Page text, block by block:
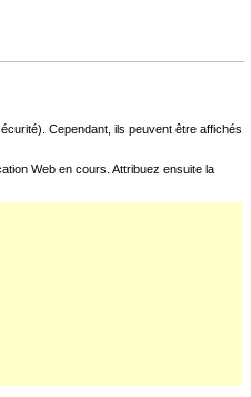
Cependant, ils peuvent être affichés
Web en cours. Attribuez ensuite la